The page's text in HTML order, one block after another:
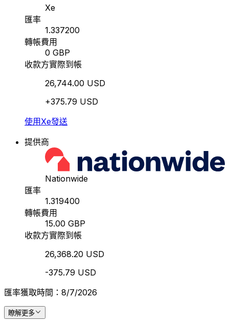
Xe
匯率
1.337200
轉帳費用
0 GBP
收款方實際到帳
26,744.00 USD
+375.79 USD
使用Xe發送
提供商
Nationwide
匯率
1.319400
轉帳費用
15.00 GBP
收款方實際到帳
26,368.20 USD
-375.79 USD
匯率獲取時間：8/7/2026
瞭解更多